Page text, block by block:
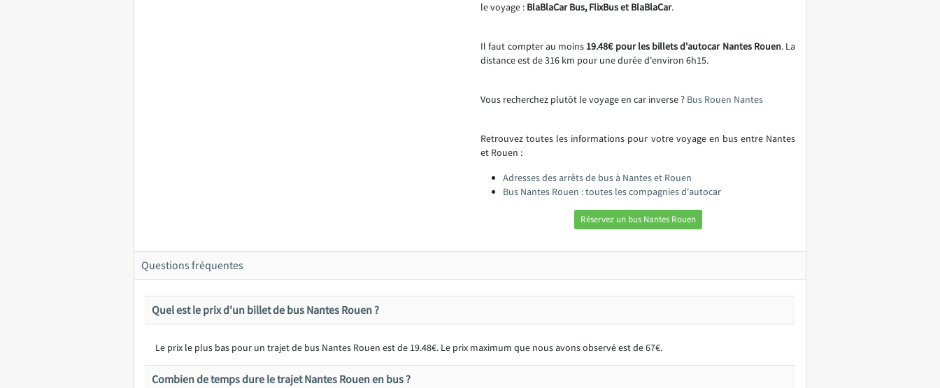
le voyage : BlaBlaCar Bus, FlixBus et BlaBlaCar.
Il faut compter au moins 19.48€ pour les billets d'autocar Nantes Rouen. La
distance est de 316 km pour une durée d'environ 6h15.
Vous recherchez plutôt le voyage en car inverse ? Bus Rouen Nantes
Retrouvez toutes les informations pour votre voyage en bus entre Nantes
et Rouen :
Adresses des arrêts de bus à Nantes et Rouen
Bus Nantes Rouen : toutes les compagnies d'autocar
Réservez un bus Nantes Rouen
Questions fréquentes
Quel est le prix d'un billet de bus Nantes Rouen ?
Le prix le plus bas pour un trajet de bus Nantes Rouen est de 19.48€. Le prix maximum que nous avons observé est de 67€.
Combien de temps dure le trajet Nantes Rouen en bus ?